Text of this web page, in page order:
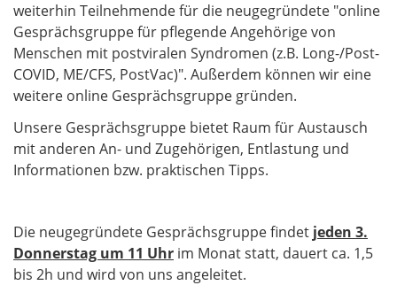
weiterhin Teilnehmende für die neugegründete "online
Gesprächsgruppe für pflegende Angehörige von
Menschen mit postviralen Syndromen (z.B. Long-/Post-
COVID, ME/CFS, PostVac)". Außerdem können wir eine
weitere online Gesprächsgruppe gründen.
Unsere Gesprächsgruppe bietet Raum für Austausch
mit anderen An- und Zugehörigen, Entlastung und
Informationen bzw. praktischen Tipps.
Die neugegründete Gesprächsgruppe findet jeden 3.
Donnerstag um 11 Uhr im Monat statt, dauert ca. 1,5
bis 2h und wird von uns angeleitet.